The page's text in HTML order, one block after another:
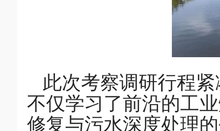
此次考察调研行程
不仅学习了前沿的工
修复与污水深度处理